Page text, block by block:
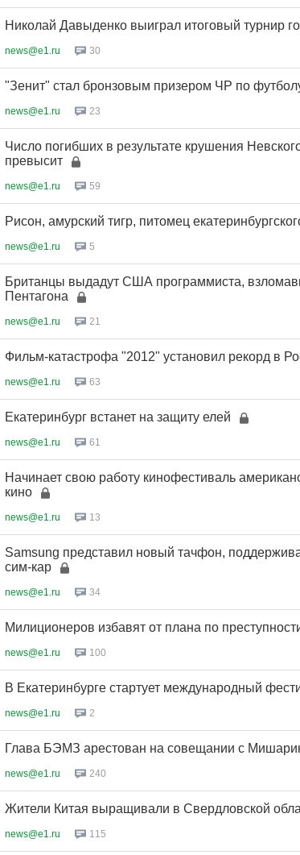
Николай Давыденко выиграл итоговый турнир
news@e1.ru 30
"Зенит" стал бронзовым призером ЧР по
news@e1.ru 23
Число погибших в результате крушения
превысит
news@e1.ru 59
Рисон, амурский тигр, питомец
news@e1.ru 5
Британцы выдадут США программиста,
Пентагона
news@e1.ru 21
Фильм-катастрофа "2012" установил рекорд в
news@e1.ru 63
Екатеринбург встанет на защиту елей
news@e1.ru 61
Начинает свою работу кинофестиваль
кино
news@e1.ru 13
Samsung представил новый тачфон,
сим-кар
news@e1.ru 34
Милиционеров избавят от плана по
news@e1.ru 100
В Екатеринбурге стартует международный
news@e1.ru 2
Глава БЭМЗ арестован на совещании с
news@e1.ru 240
Жители Китая выращивали в Свердловской
news@e1.ru 115